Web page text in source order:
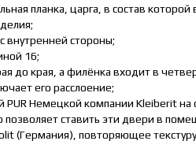
планка, царга, в состав
внутренней стороны;
16;
до края, а филёнка входит в
его расслоение;
PUR Немецкой компании Kleiberit
ставить эти двери в
(Германия), повторяющее текстуру